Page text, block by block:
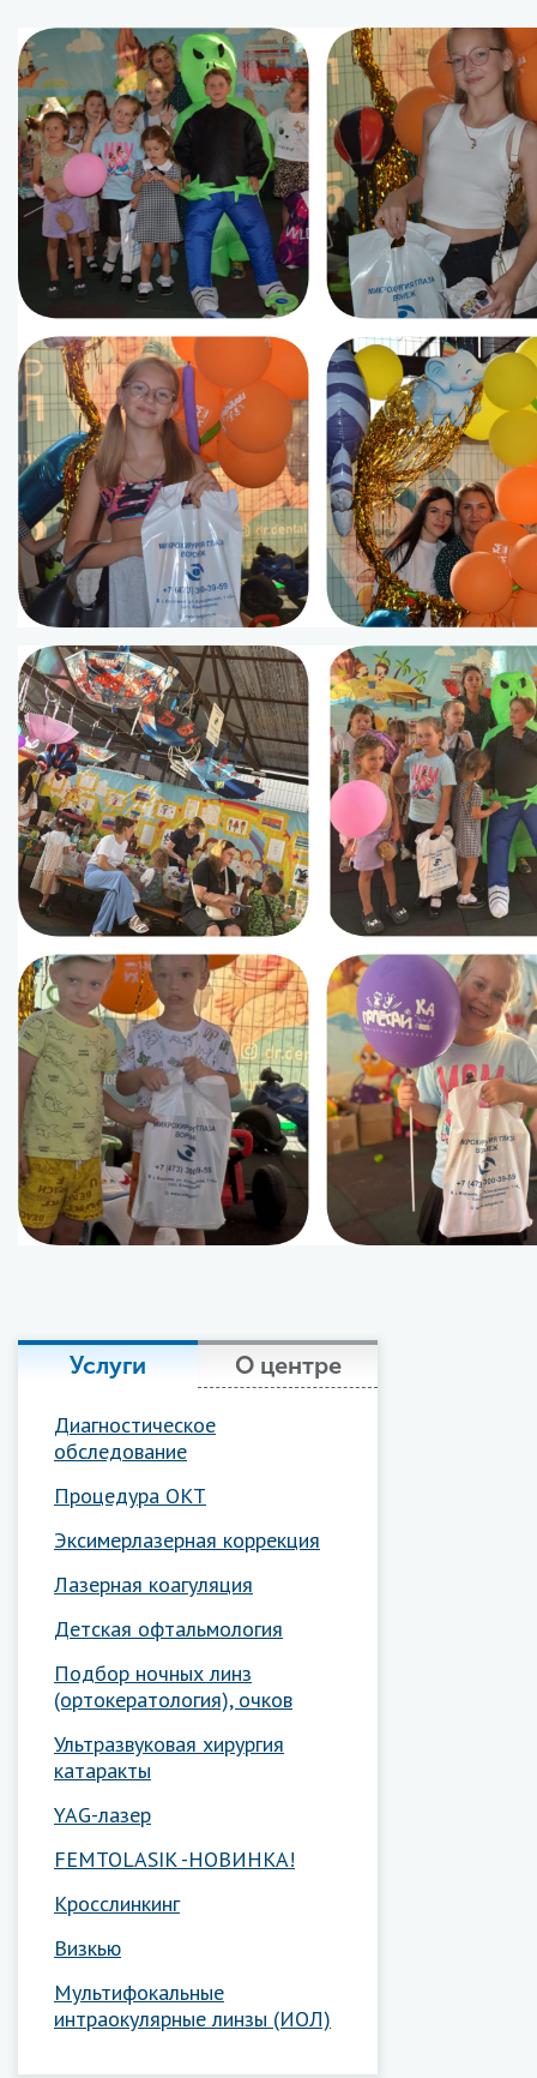
Услуги О центре
Диагностическое
обследование
Процедура ОКТ
Эксимерлазерная коррекция
Лазерная коагуляция
Детская офтальмология
Подбор ночных линз
(ортокератология), очков
Ультразвуковая хирургия
катаракты
YAG-лазер
FEMTOLASIK -НОВИНКА!
Кросслинкинг
Визкью
Мультифокальные
интраокулярные линзы (ИОЛ)